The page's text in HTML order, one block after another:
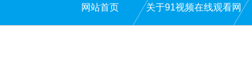
网站首页 关于91视频在线观看网